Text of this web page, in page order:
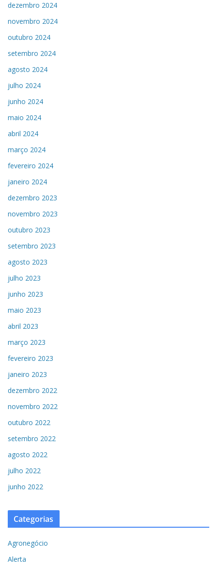
dezembro 2024
novembro 2024
outubro 2024
setembro 2024
agosto 2024
julho 2024
junho 2024
maio 2024
abril 2024
março 2024
fevereiro 2024
janeiro 2024
dezembro 2023
novembro 2023
outubro 2023
setembro 2023
agosto 2023
julho 2023
junho 2023
maio 2023
abril 2023
março 2023
fevereiro 2023
janeiro 2023
dezembro 2022
novembro 2022
outubro 2022
setembro 2022
agosto 2022
julho 2022
junho 2022
Categorias
Agronegócio
Alerta